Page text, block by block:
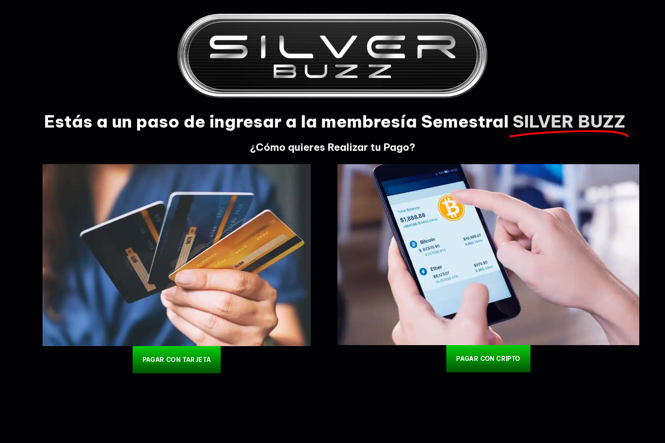
Estás a un paso de ingresar a la membresía Semestral SILVER BUZZ
¿Cómo quieres Realizar tu Pago?
PAGAR CON TARJETA PAGAR CON CRIPTO